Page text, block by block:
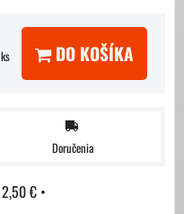
ks DO KOŠÍKA
Doručenia
2,50 € •